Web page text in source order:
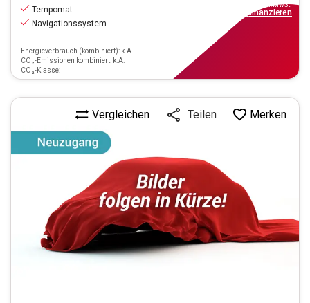
Tempomat
Navigationssystem
Energieverbrauch (kombiniert): k.A.
CO₂-Emissionen kombiniert: k.A.
CO₂-Klasse:
inkl.MwSt.
finanzieren
Vergleichen Teilen Merken